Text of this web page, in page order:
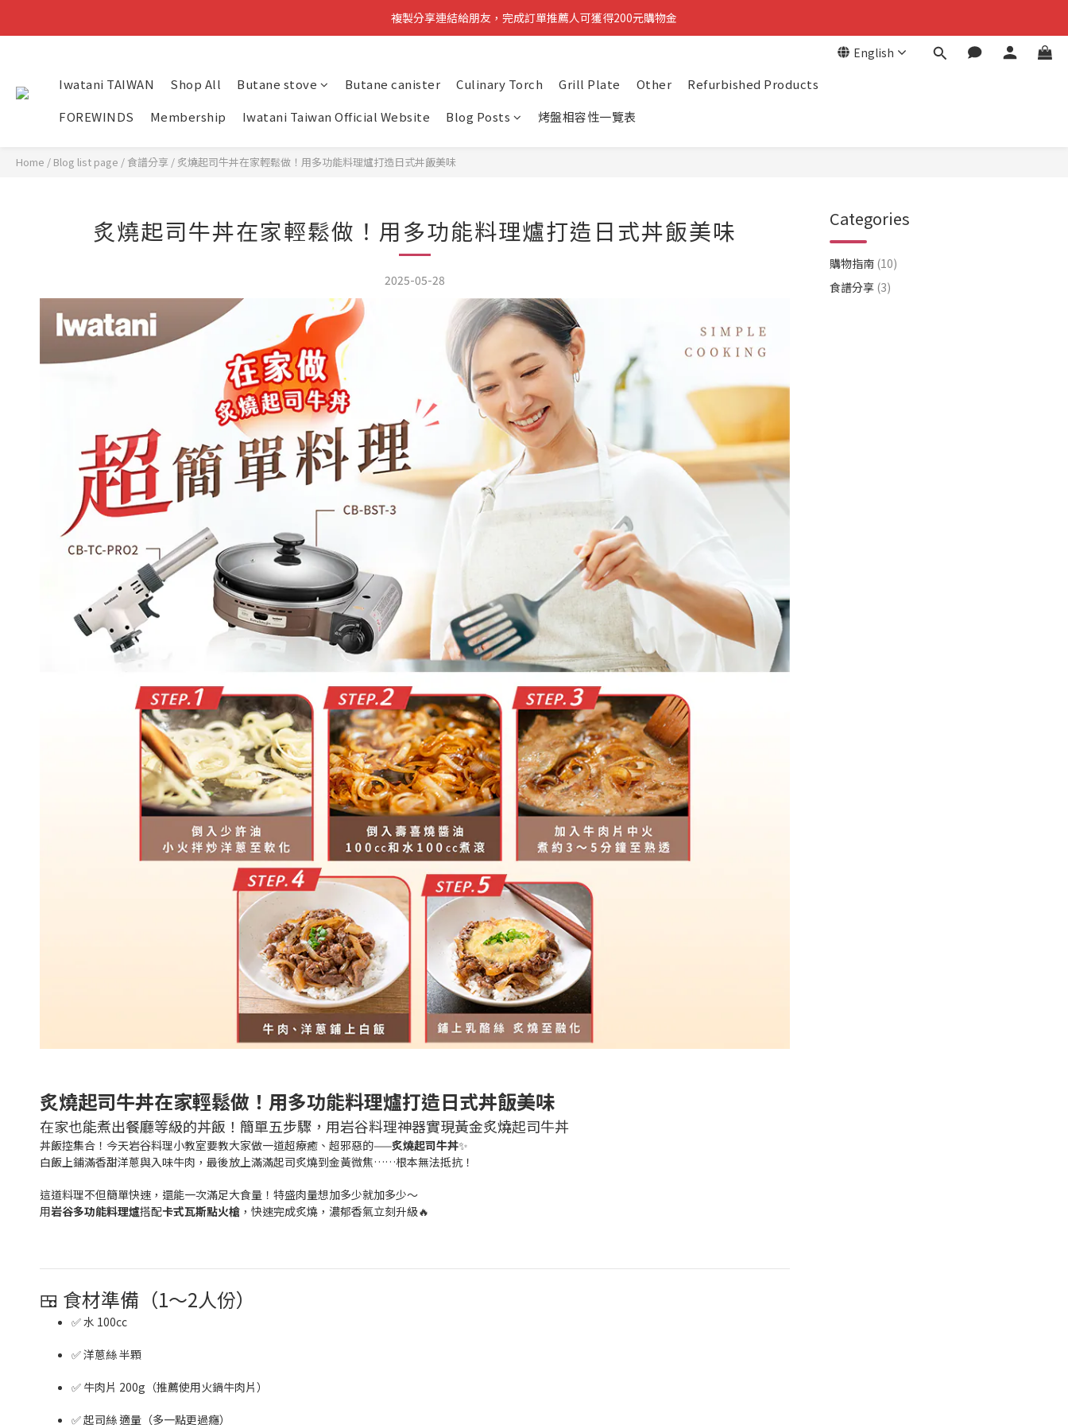
分兩階段送購物金：先註冊可獲100元購物金，完成資料再送100元購物金
複製分享連結給朋友，完成訂單推薦人可獲得200元購物金
English
Iwatani TAIWAN Shop All Butane stove Butane canister Culinary Torch Grill Plate Other
Refurbished Products
FOREWINDS
Membership Iwatani Taiwan Official Website Blog Posts 烤盤相容性一覽表
Home / Blog list page / 食譜分享 / 炙燒起司牛丼在家輕鬆做！用多功能料理爐打造日式丼飯美味
炙燒起司牛丼在家輕鬆做！用多功能料理爐打造日式丼飯美味
2025-05-28
炙燒起司牛丼在家輕鬆做！用多功能料理爐打造日式丼飯美味
在家也能煮出餐廳等級的丼飯！簡單五步驟，用岩谷料理神器實現黃金炙燒起司牛丼
丼飯控集合！今天岩谷料理小教室要教大家做一道超療癒、超邪惡的——炙燒起司牛丼✨
白飯上鋪滿香甜洋蔥與入味牛肉，最後放上滿滿起司炙燒到金黃微焦……根本無法抵抗！
這道料理不但簡單快速，還能一次滿足大食量！特盛肉量想加多少就加多少～
用岩谷多功能料理爐搭配卡式瓦斯點火槍 ，快速完成炙燒，濃郁香氣立刻升級🔥
🍱 食材準備（1～2人份）
✅ 水 100cc
✅ 洋蔥絲 半顆
✅ 牛肉片 200g（推薦使用火鍋牛肉片）
✅ 起司絲 適量（多一點更過癮）
Categories
購物指南 (10)
食譜分享 (3)